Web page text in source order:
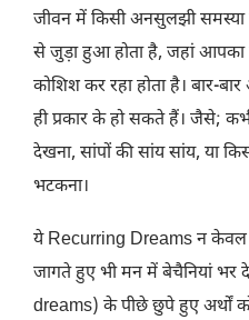
जीवन में किसी अनसुलझी समस्या
से जुड़ा हुआ होता है, जहां आपका
कोशिश कर रहा होता है। बार-
ही प्रकार के हो सकते हैं। जैसे;
देखना, सांपों की सांय सांय, या
भटकना।
ये Recurring Dreams न केवल
जागते हुए भी मन में बेचैनियां
dreams) के पीछे छुपे हुए अर्थों